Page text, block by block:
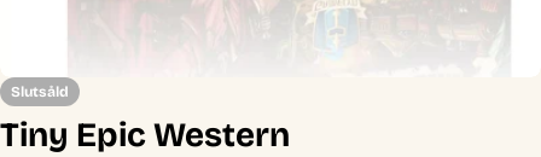
Slutsåld
Tiny Epic Western